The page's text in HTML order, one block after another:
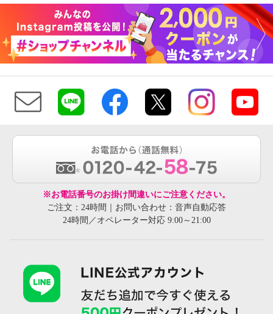
※お電話番号のお掛け間違いにご注意ください。
ご注文：24時間｜お問い合わせ：音声自動応答
24時間／オペレーター対応 9:00～21:00